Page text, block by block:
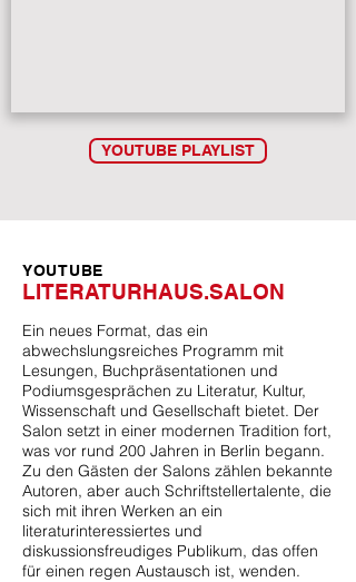
YOUTUBE PLAYLIST
YOUTUBE
LITERATURHAUS.SALON
Ein neues Format, das ein
abwechslungsreiches Programm mit
Lesungen, Buchpräsentationen und
Podiumsgesprächen zu Literatur, Kultur,
Wissenschaft und Gesellschaft bietet. Der
Salon setzt in einer modernen Tradition fort,
was vor rund 200 Jahren in Berlin begann.
Zu den Gästen der Salons zählen bekannte
Autoren, aber auch Schriftstellertalente, die
sich mit ihren Werken an ein
literaturinteressiertes und
diskussionsfreudiges Publikum, das offen
für einen regen Austausch ist, wenden.